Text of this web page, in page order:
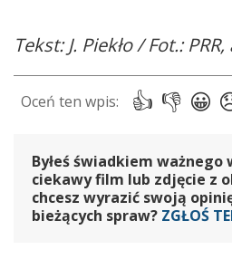
Tekst: J. Piekło / Fot.:
Byłeś świadkiem ważnego
ciekawy film lub zdjęcie z
chcesz wyrazić swoją
bieżących spraw? ZGŁOŚ